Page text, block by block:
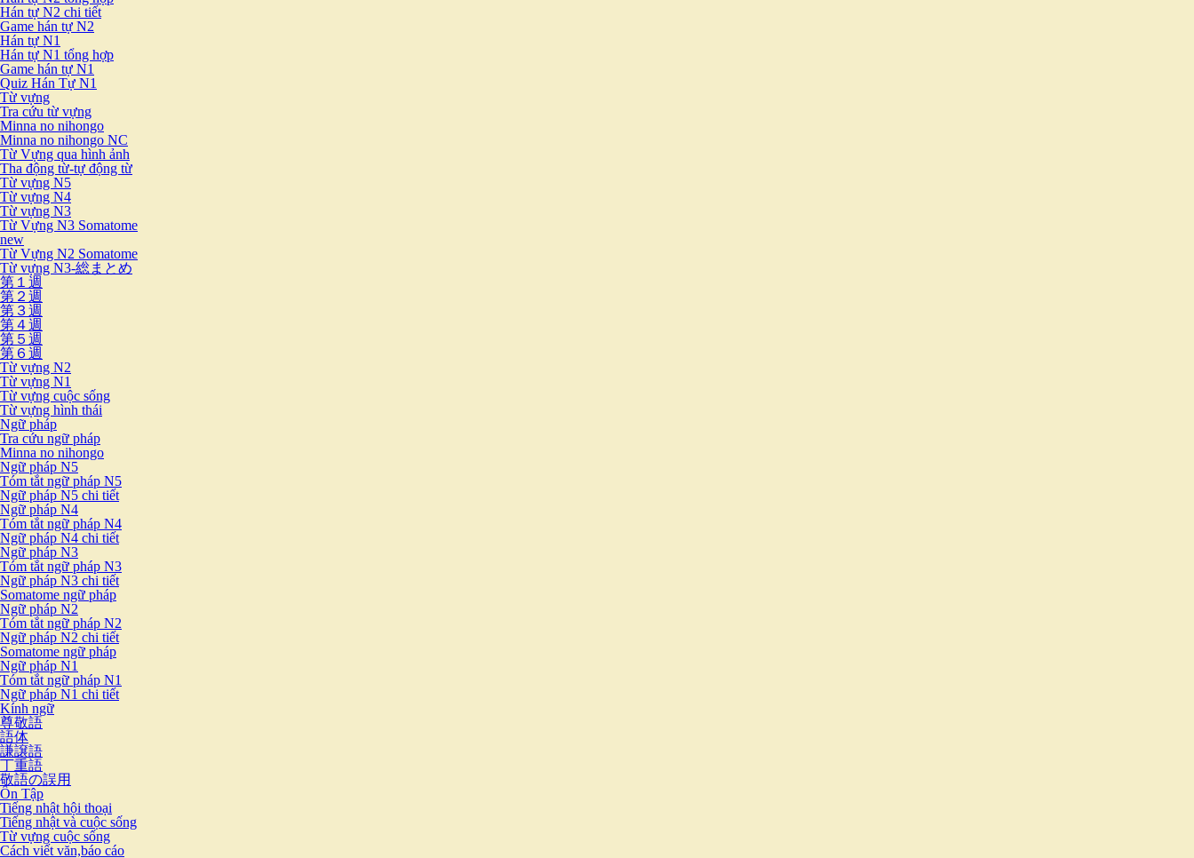
Hán tự N2 chi tiết
Game hán tự N2
Hán tự N1
Hán tự N1 tổng hợp
Game hán tự N1
Quiz Hán Tự N1
Từ vựng
Tra cứu từ vựng
Minna no nihongo
Minna no nihongo NC
Từ Vựng qua hình ảnh
Tha động từ-tự động từ
Từ vựng N5
Từ vựng N4
Từ vựng N3
Từ Vựng N3 Somatome
new
Từ Vựng N2 Somatome
Từ vựng N3-総まとめ
第１週
第２週
第３週
第４週
第５週
第６週
Từ vựng N2
Từ vựng N1
Từ vựng cuộc sống
Từ vựng hình thái
Ngữ pháp
Tra cứu ngữ pháp
Minna no nihongo
Ngữ pháp N5
Tóm tắt ngữ pháp N5
Ngữ pháp N5 chi tiết
Ngữ pháp N4
Tóm tắt ngữ pháp N4
Ngữ pháp N4 chi tiết
Ngữ pháp N3
Tóm tắt ngữ pháp N3
Ngữ pháp N3 chi tiết
Somatome ngữ pháp
Ngữ pháp N2
Tóm tắt ngữ pháp N2
Ngữ pháp N2 chi tiết
Somatome ngữ pháp
Ngữ pháp N1
Tóm tắt ngữ pháp N1
Ngữ pháp N1 chi tiết
Kính ngữ
尊敬語
語体
謙譲語
丁重語
敬語の誤用
Ôn Tập
Tiếng nhật hội thoại
Tiếng nhật và cuộc sống
Từ vựng cuộc sống
Cách viết văn,báo cáo